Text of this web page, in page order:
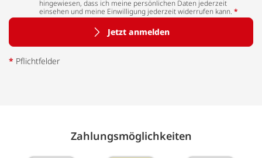
hingewiesen, dass ich meine persönlichen Daten jederzeit
einsehen und meine Einwilligung jederzeit widerrufen kann. *
Jetzt anmelden
* Pflichtfelder
Zahlungs­möglich­keiten